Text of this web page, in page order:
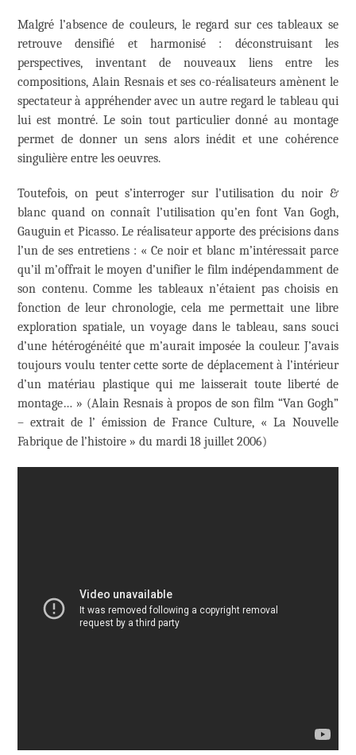
Malgré l’absence de couleurs, le regard sur ces tableaux se
retrouve densifié et harmonisé : déconstruisant les
perspectives, inventant de nouveaux liens entre les
compositions, Alain Resnais et ses co-réalisateurs amènent le
spectateur à appréhender avec un autre regard le tableau qui
lui est montré. Le soin tout particulier donné au montage
permet de donner un sens alors inédit et une cohérence
singulière entre les oeuvres.
Toutefois, on peut s’interroger sur l’utilisation du noir &
blanc quand on connaît l’utilisation qu’en font Van Gogh,
Gauguin et Picasso. Le réalisateur apporte des précisions dans
l’un de ses entretiens : « Ce noir et blanc m’intéressait parce
qu’il m’offrait le moyen d’unifier le film indépendamment de
son contenu. Comme les tableaux n’étaient pas choisis en
fonction de leur chronologie, cela me permettait une libre
exploration spatiale, un voyage dans le tableau, sans souci
d’une hétérogénéité que m’aurait imposée la couleur. J’avais
toujours voulu tenter cette sorte de déplacement à l’intérieur
d’un matériau plastique qui me laisserait toute liberté de
montage… » (Alain Resnais à propos de son film “Van Gogh”
– extrait de l’ émission de France Culture, « La Nouvelle
Fabrique de l’histoire » du mardi 18 juillet 2006)